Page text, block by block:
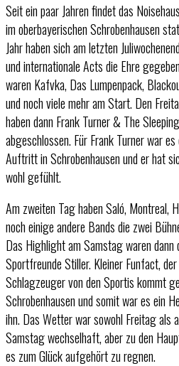
Seit ein paar Jahren findet das
im oberbayerischen Schrobenhausen
Jahr haben sich am letzten
und internationale Acts die Ehre
waren Kafvka, Das Lumpenpack,
und noch viele mehr am Start. Den
haben dann Frank Turner & The
abgeschlossen. Für Frank Turner war
Auftritt in Schrobenhausen und er hat
wohl gefühlt.
Am zweiten Tag haben Saló, Montreal,
noch einige andere Bands die zwei
Das Highlight am Samstag waren dann
Sportfreunde Stiller. Kleiner Funfact, der
Schlagzeuger von den Sportis kommt
Schrobenhausen und somit war es ein
ihn. Das Wetter war sowohl Freitag als
Samstag wechselhaft, aber zu den
es zum Glück aufgehört zu regnen.